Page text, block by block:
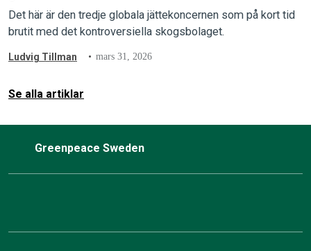
Det här är den tredje globala jättekoncernen som på kort tid
brutit med det kontroversiella skogsbolaget.
Ludvig Tillman mars 31, 2026
Se alla artiklar
Greenpeace Sweden